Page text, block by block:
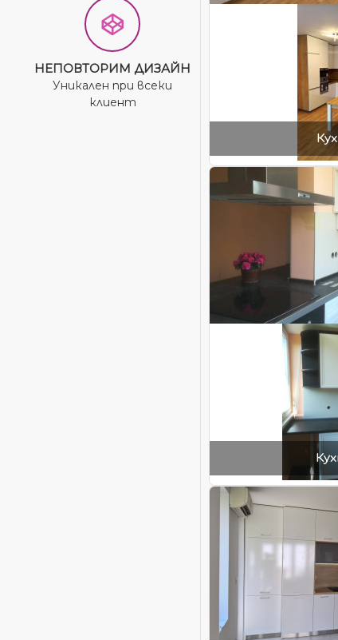
НЕПОВТОРИМ ДИЗАЙН
Уникален при всеки
клиент